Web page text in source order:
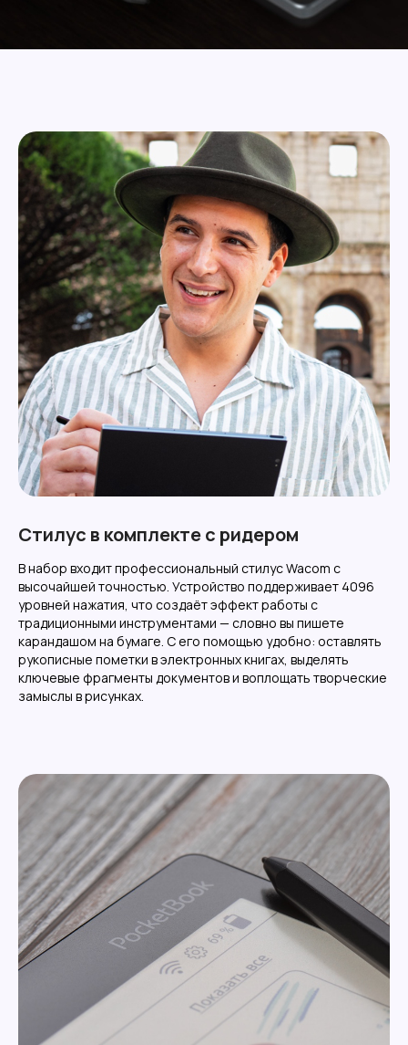
Стилус в комплекте с ридером
В набор входит профессиональный стилус Wacom с
высочайшей точностью. Устройство поддерживает 4096
уровней нажатия, что создаёт эффект работы с
традиционными инструментами — словно вы пишете
карандашом на бумаге. С его помощью удобно: оставлять
рукописные пометки в электронных книгах, выделять
ключевые фрагменты документов и воплощать творческие
замыслы в рисунках.